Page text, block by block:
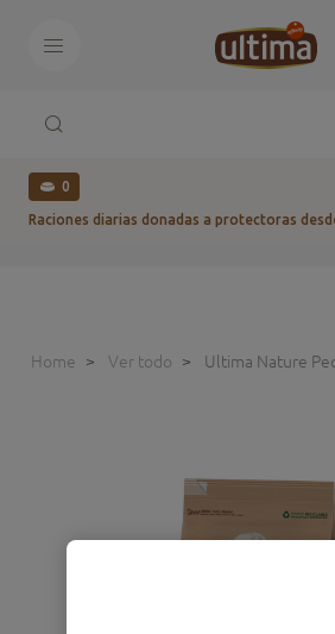
0
Raciones diarias donadas a protectoras
Home Ver todo Ultima Nature